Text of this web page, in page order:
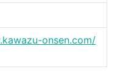
onsen.com/